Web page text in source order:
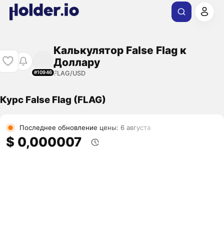
#10946
Калькулятор False Flag к
Доллару
FLAG/USD
Курс False Flag (FLAG)
Последнее обновление цены: 6 августа
$ 0,000007